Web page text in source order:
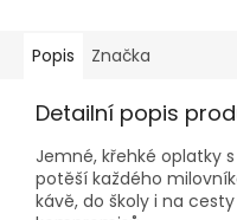
Popis Značka
Detailní popis
Jemné, křehké oplatky
potěší každého
kávě, do školy i na